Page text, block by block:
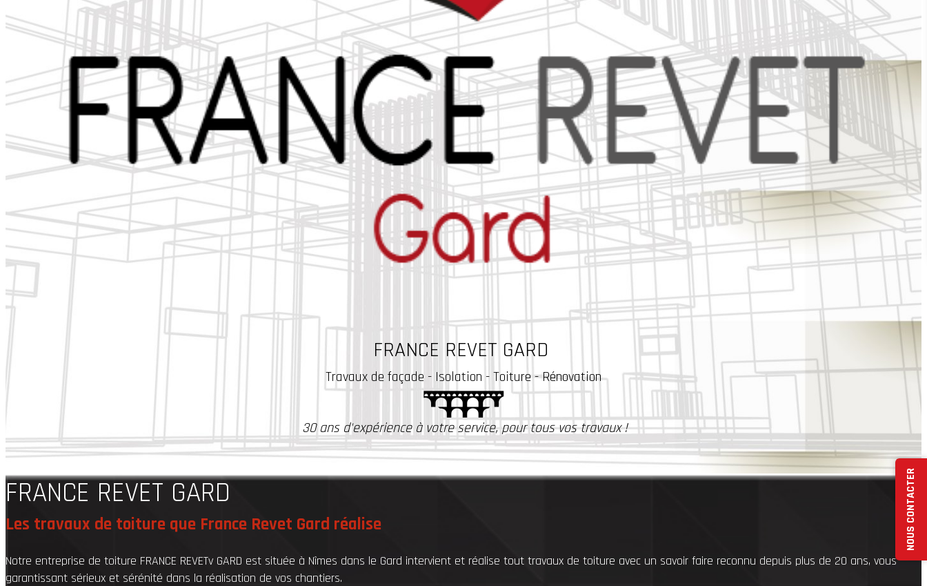
NOUS CONTACTER
FRANCE REVET GARD
Travaux de façade - Isolation - Toiture - Rénovation
30 ans d'expérience à votre service, pour tous vos travaux !
FRANCE REVET GARD
Les travaux de toiture que France Revet Gard réalise
Notre entreprise de toiture FRANCE REVETv GARD est située à Nîmes dans le Gard intervient et réalise tout travaux de toiture avec un savoir faire reconnu depuis plus de 20 ans, vous
garantissant sérieux et sérénité dans la réalisation de vos chantiers.